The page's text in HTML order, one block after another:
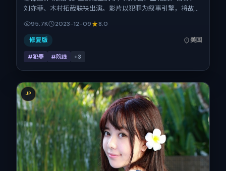
刘亦菲、木村拓哉联袂出演。影片以犯罪为叙事引擎，将故事
转。2023年12月9日于美国首映（贺岁档前后），片长131分
钟，适合喜欢强情节与细腻表演的观众。
95.7K 2023-12-09 8.0
修复版 美国
#犯罪 #院线 +3
JP